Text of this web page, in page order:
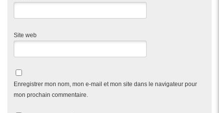
Site web
Enregistrer mon nom, mon e-mail et mon site dans le navigateur pour
mon prochain commentaire.